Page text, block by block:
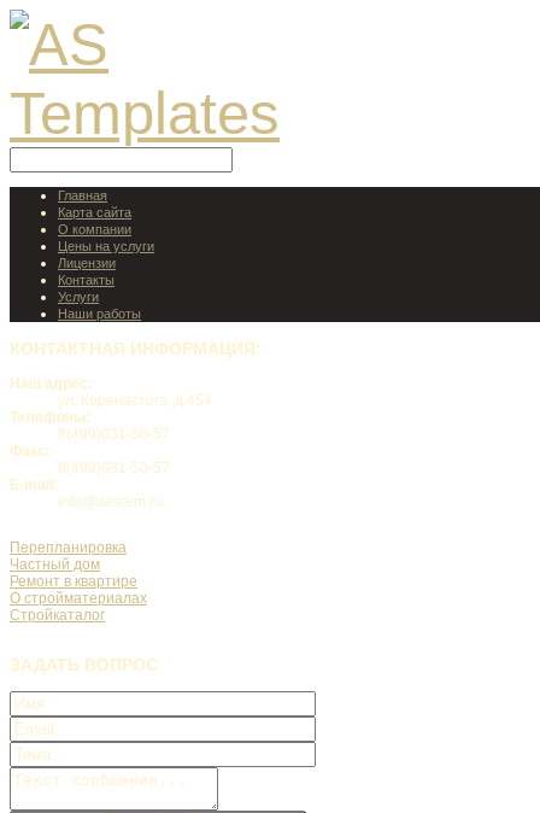
Главная
Карта сайта
О компании
Цены на услуги
Лицензии
Контакты
Услуги
Наши работы
КОНТАКТНАЯ ИНФОРМАЦИЯ:
Наш адрес:
ул. Коренастого, д.454
Телефоны:
8(499)031-50-57
Факс:
8(499)031-50-57
E-mail:
info@desrem.ru
Перепланировка
Частный дом
Ремонт в квартире
О стройматериалах
Стройкаталог
ЗАДАТЬ ВОПРОС